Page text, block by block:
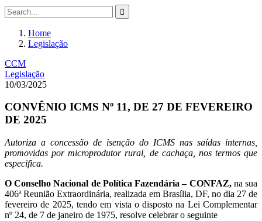
Home
Legislação
CCM
Legislação
10/03/2025
CONVÊNIO ICMS Nº 11, DE 27 DE FEVEREIRO
DE 2025
Autoriza a concessão de isenção do ICMS nas saídas internas,
promovidas por microprodutor rural, de cachaça, nos termos que
especifica.
O Conselho Nacional de Política Fazendária – CONFAZ, na sua
406ª Reunião Extraordinária, realizada em Brasília, DF, no dia 27 de
fevereiro de 2025, tendo em vista o disposto na Lei Complementar
nº 24, de 7 de janeiro de 1975, resolve celebrar o seguinte